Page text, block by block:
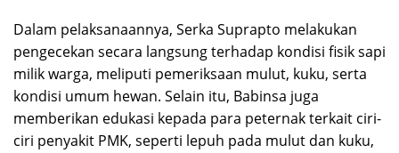
Dalam pelaksanaannya, Serka Suprapto melakukan
pengecekan secara langsung terhadap kondisi fisik sapi
milik warga, meliputi pemeriksaan mulut, kuku, serta
kondisi umum hewan. Selain itu, Babinsa juga
memberikan edukasi kepada para peternak terkait ciri-
ciri penyakit PMK, seperti lepuh pada mulut dan kuku,